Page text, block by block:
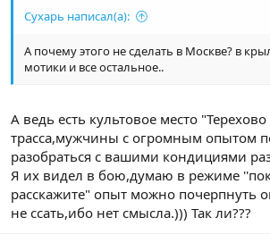
Сухарь написал(а):
А почему этого не сделать в Москве? в
мотики и все остальное..
А ведь есть культовое место
трасса,мужчины с огромным опытом
разобраться с вашими кондициями
Я их видел в бою,думаю в режиме
расскажите" опыт можно почерпнуть
не ссать,ибо нет смысла.))) Так ли???